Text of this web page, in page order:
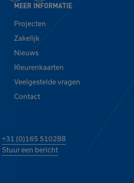
MEER INFORMATIE
Projecten
Zakelijk
Nieuws
Kleurenkaarten
Veelgestelde vragen
Contact
+31 (0)165 510288
Stuur een bericht